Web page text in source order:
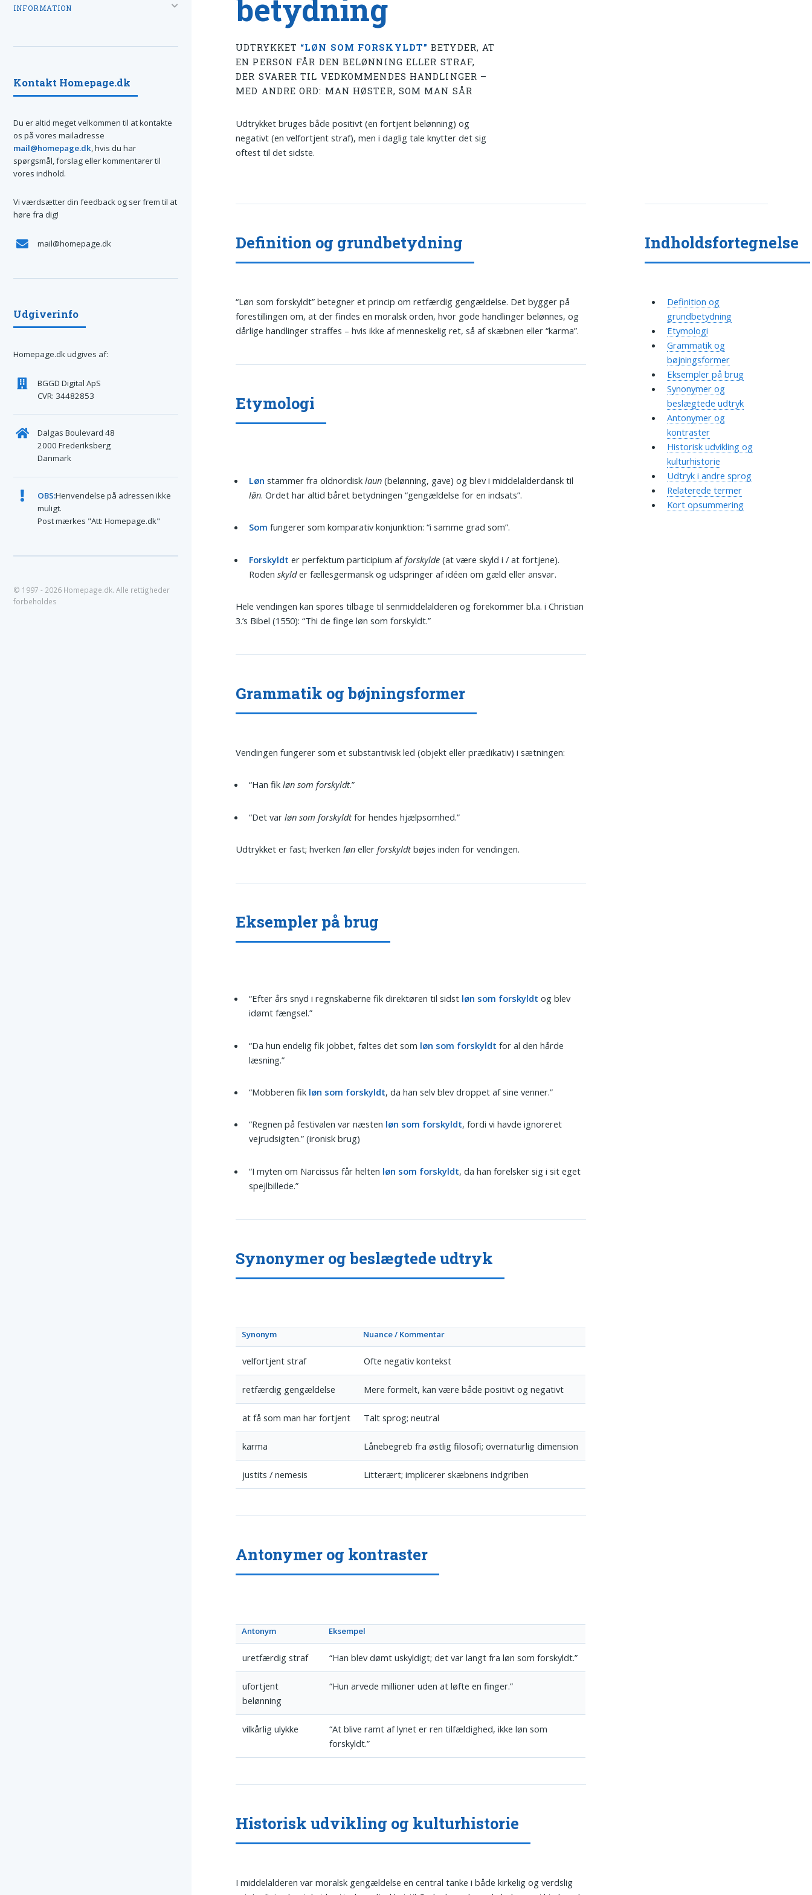
betydning
UDTRYKKET “LØN SOM FORSKYLDT” BETYDER, AT
EN PERSON FÅR DEN BELØNNING ELLER STRAF,
DER SVARER TIL VEDKOMMENDES HANDLINGER –
MED ANDRE ORD: MAN HØSTER, SOM MAN SÅR
Udtrykket bruges både positivt (en fortjent belønning) og
negativt (en velfortjent straf), men i daglig tale knytter det sig
oftest til det sidste.
Definition og grundbetydning
“Løn som forskyldt” betegner et princip om retfærdig gengældelse. Det bygger på
forestillingen om, at der findes en moralsk orden, hvor gode handlinger belønnes, og
dårlige handlinger straffes – hvis ikke af menneskelig ret, så af skæbnen eller “karma”.
Etymologi
Løn stammer fra oldnordisklaun (belønning, gave) og blev i middelalderdansk til
lø̄n. Ordet har altid båret betydningen “gengældelse for en indsats”.
Som fungerer som komparativ konjunktion: “i samme grad som”.
Forskyldt er perfektum participium af forskylde (at være skyld i / at fortjene).
Rodenskylder fællesgermansk og udspringer af idéen om gæld eller ansvar.
Hele vendingen kan spores tilbage til senmiddelalderen og forekommer bl.a. i Christian
3.’s Bibel (1550): “Thi de finge løn som forskyldt.”
Grammatik og bøjningsformer
Vendingen fungerer som et substantivisk led (objekt eller prædikativ) i sætningen:
“Han fikløn som forskyldt.”
“Det varløn som forskyldtfor hendes hjælpsomhed.”
Udtrykket er fast; hverkenløn eller forskyldtbøjes inden for vendingen.
Eksempler på brug
“Efter års snyd i regnskaberne fik direktøren til sidst løn som forskyldt og blev
idømt fængsel.”
“Da hun endelig fik jobbet, føltes det som løn som forskyldt for al den hårde
læsning.”
“Mobberen fik løn som forskyldt, da han selv blev droppet af sine venner.”
“Regnen på festivalen var næsten løn som forskyldt, fordi vi havde ignoreret
vejrudsigten.” (ironisk brug)
“I myten om Narcissus får helten løn som forskyldt, da han forelsker sig i sit eget
spejlbillede.”
Synonymer og beslægtede udtryk
Synonym Nuance / Kommentar
velfortjent straf Ofte negativ kontekst
retfærdig gengældelse Mere formelt, kan være både positivt og negativt
at få som man har fortjent Talt sprog; neutral
karma Lånebegreb fra østlig filosofi; overnaturlig dimension
justits / nemesis Litterært; implicerer skæbnens indgriben
Antonymer og kontraster
Antonym Eksempel
uretfærdig straf “Han blev dømt uskyldigt; det var langt fra løn som forskyldt.”
ufortjent
belønning
“Hun arvede millioner uden at løfte en finger.”
vilkårlig ulykke
“At blive ramt af lynet er ren tilfældighed, ikke løn som
forskyldt.”
Historisk udvikling og kulturhistorie
I middelalderen var moralsk gengældelse en central tanke i både kirkelig og verdslig
Indholdsfortegnelse
Definition og
grundbetydning
Etymologi
Grammatik og
bøjningsformer
Eksempler på brug
Synonymer og
beslægtede udtryk
Antonymer og
kontraster
Historisk udvikling og
kulturhistorie
Udtryk i andre sprog
Relaterede termer
Kort opsummering
INFORMATION
Kontakt Homepage.dk
Du er altid meget velkommen til at kontakte
os på vores mailadresse
mail@homepage.dk, hvis du har
spørgsmål, forslag eller kommentarer til
vores indhold.
Vi værdsætter din feedback og ser frem til at
høre fra dig!
mail@homepage.dk
Udgiverinfo
Homepage.dk udgives af:
BGGD Digital ApS
CVR: 34482853
Dalgas Boulevard 48
2000 Frederiksberg
Danmark
OBS:Henvendelse på adressen ikke
muligt.
Post mærkes "Att: Homepage.dk"
© 1997 - 2026 Homepage.dk. Alle rettigheder
forbeholdes